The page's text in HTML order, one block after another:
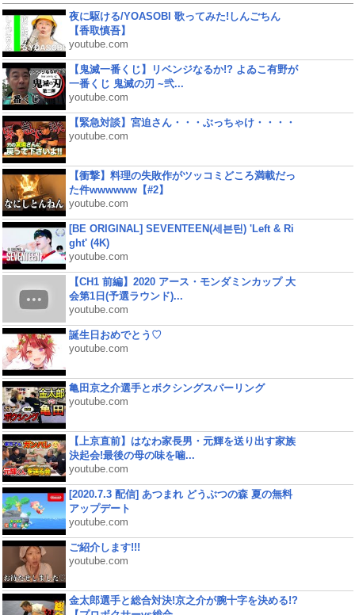
夜に駆ける/YOASOBI 歌ってみた!しんごちん
【香取慎吾】
youtube.com
【鬼滅一番くじ】リベンジなるか!? よゐこ有野が
一番くじ 鬼滅の刃 ~弐...
youtube.com
【緊急対談】宮迫さん・・・ぶっちゃけ・・・・
youtube.com
【衝撃】料理の失敗作がツッコミどころ満載だっ
た件wwwwww【#2】
youtube.com
[BE ORIGINAL] SEVENTEEN(세븐틴) 'Left & Ri
ght' (4K)
youtube.com
【CH1 前編】2020 アース・モンダミンカップ 大
会第1日(予選ラウンド)...
youtube.com
誕生日おめでとう♡
youtube.com
亀田京之介選手とボクシングスパーリング
youtube.com
【上京直前】はなわ家長男・元輝を送り出す家族
決起会!最後の母の味を噛...
youtube.com
[2020.7.3 配信] あつまれ どうぶつの森 夏の無料
アップデート
youtube.com
ご紹介します!!!
youtube.com
金太郎選手と総合対決!京之介が腕十字を決める!?